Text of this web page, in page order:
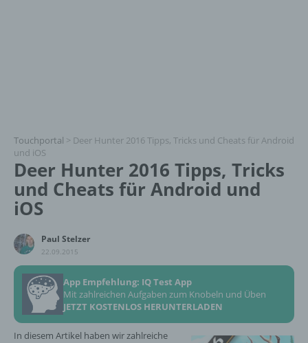
Touchportal > Deer Hunter 2016 Tipps, Tricks und Cheats für Android
und iOS
Deer Hunter 2016 Tipps, Tricks
und Cheats für Android und
iOS
Paul Stelzer
22.09.2015
App Empfehlung: IQ Test App
Mit zahlreichen Aufgaben zum Knobeln und Üben
JETZT KOSTENLOS HERUNTERLADEN
In diesem Artikel haben wir zahlreiche